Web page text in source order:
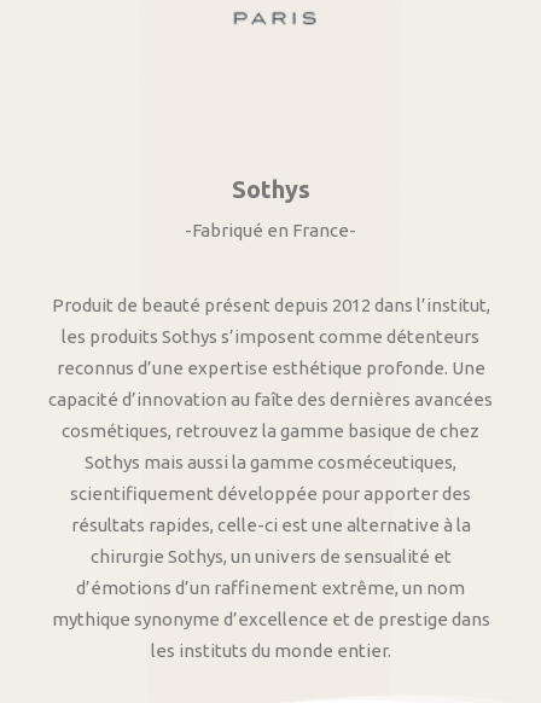
Sothys
-Fabriqué en France-
Produit de beauté présent depuis 2012 dans l’institut,
les produits Sothys s’imposent comme détenteurs
reconnus d’une expertise esthétique profonde. Une
capacité d’innovation au faîte des dernières avancées
cosmétiques, retrouvez la gamme basique de chez
Sothys mais aussi la gamme cosméceutiques,
scientifiquement développée pour apporter des
résultats rapides, celle-ci est une alternative à la
chirurgie Sothys, un univers de sensualité et
d’émotions d’un raffinement extrême, un nom
mythique synonyme d’excellence et de prestige dans
les instituts du monde entier.